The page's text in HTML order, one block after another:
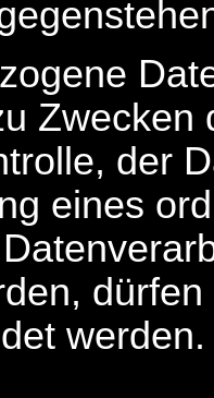
Zwecken
der
eines
werden.